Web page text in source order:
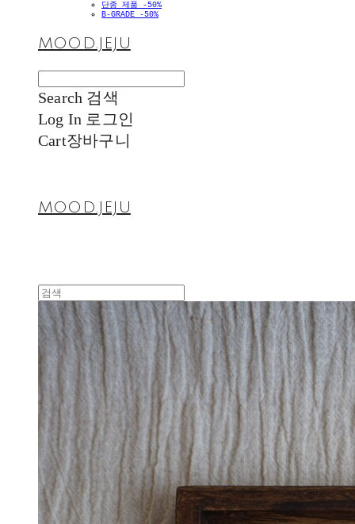
단종 제품 -50%
B-GRADE -50%
MOOD.JEJU
Search 검색
Log In 로그인
Cart장바구니
MOOD.JEJU